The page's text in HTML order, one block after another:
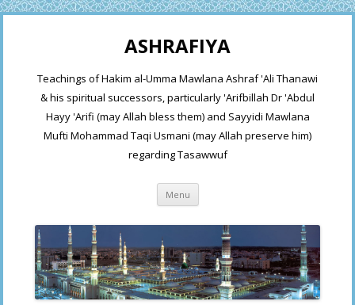
ASHRAFIYA
Teachings of Hakim al-Umma Mawlana Ashraf 'Ali Thanawi
& his spiritual successors, particularly 'Arifbillah Dr 'Abdul
Hayy 'Arifi (may Allah bless them) and Sayyidi Mawlana
Mufti Mohammad Taqi Usmani (may Allah preserve him)
regarding Tasawwuf
Menu Skip
content